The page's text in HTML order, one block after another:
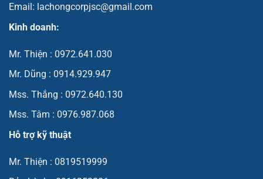
Email: lachongcorpjsc@gmail.com
Kinh doanh:
Mr. Thiện : 0972.641.030
Mr. Dũng : 0914.929.947
Mss. Thắng : 0972.640.130
Mss. Tâm : 0976.987.068
Hỗ trợ kỹ thuật
Mr. Thiện : 0819519999